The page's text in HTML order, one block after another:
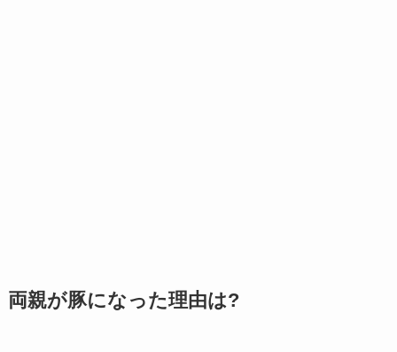
両親が豚になった理由は?